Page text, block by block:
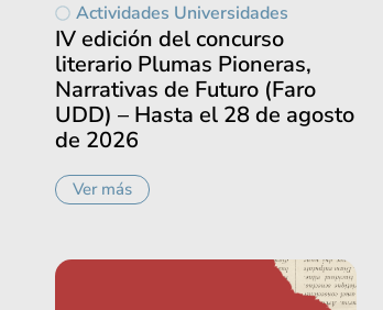
Actividades Universidades
IV edición del concurso
literario Plumas Pioneras,
Narrativas de Futuro (Faro
UDD) – Hasta el 28 de agosto
de 2026
Ver más